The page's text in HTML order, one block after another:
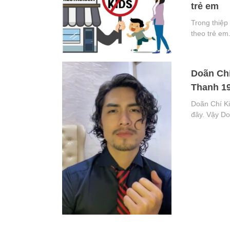
trẻ em
Trong
theo trẻ
Doãn
Thanh
Doãn Chí
đây. Vậy